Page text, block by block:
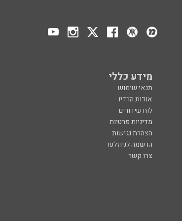
מידע כללי
תנאי שימוש
אודות הרדיו
לוח שידורים
מדיניות פרטיות
הצהרת נגישות
הרשמה לניוזלטר
צרו קשר